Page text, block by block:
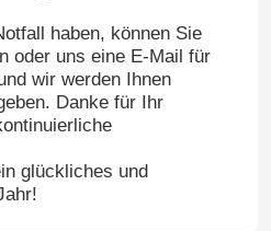
haben, können Sie
oder uns eine E-Mail für
wir werden Ihnen
Danke für Ihr
glückliches und